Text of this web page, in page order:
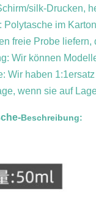
silk-Drucken,
Polytasche im
freie Probe
Wir können
Wir haben
wenn sie auf
Beschreibung: